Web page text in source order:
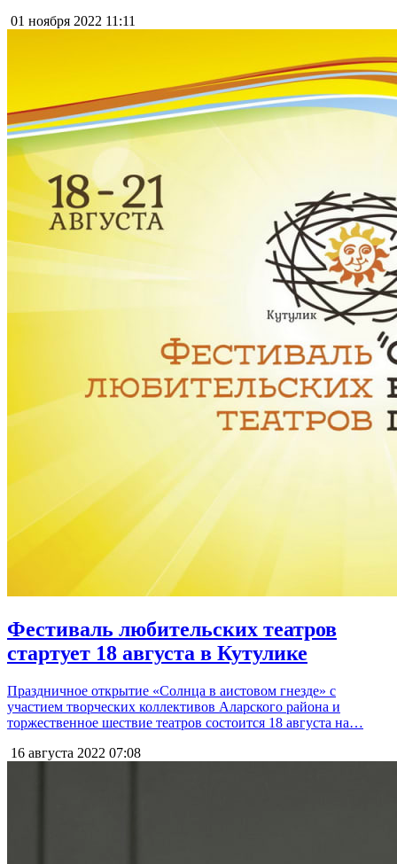
01 ноября 2022 11:11
Фестиваль любительских театров
стартует 18 августа в Кутулике
Праздничное открытие «Солнца в аистовом гнезде» с
участием творческих коллективов Аларского района и
торжественное шествие театров состоится 18 августа на…
16 августа 2022 07:08